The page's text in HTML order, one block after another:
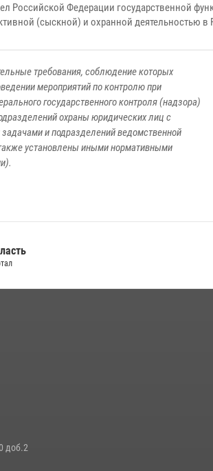
Российской Федерации государственной
(сыскной) и охранной деятельностью в
требования, соблюдение которых
мероприятий по контролю при
государственного контроля (надзора)
охраны юридических лиц с
и подразделений ведомственной
установлены иными нормативными
доб.2